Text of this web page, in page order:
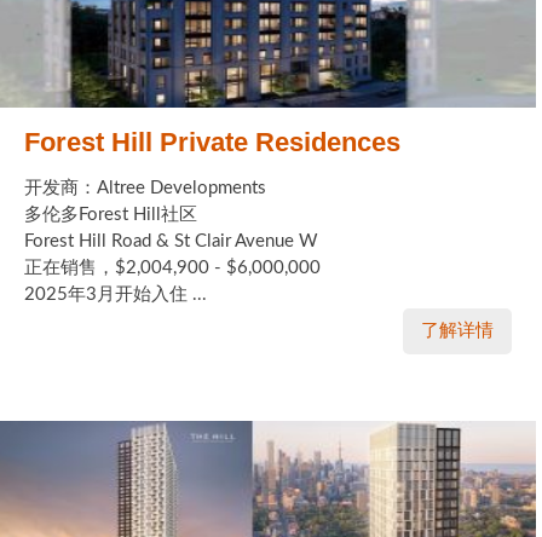
Forest Hill Private Residences
开发商：Altree Developments
多伦多Forest Hill社区
Forest Hill Road & St Clair Avenue W
正在销售，$2,004,900 - $6,000,000
2025年3月开始入住 ...
了解详情